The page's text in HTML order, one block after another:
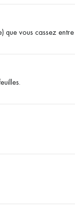
que vous cassez